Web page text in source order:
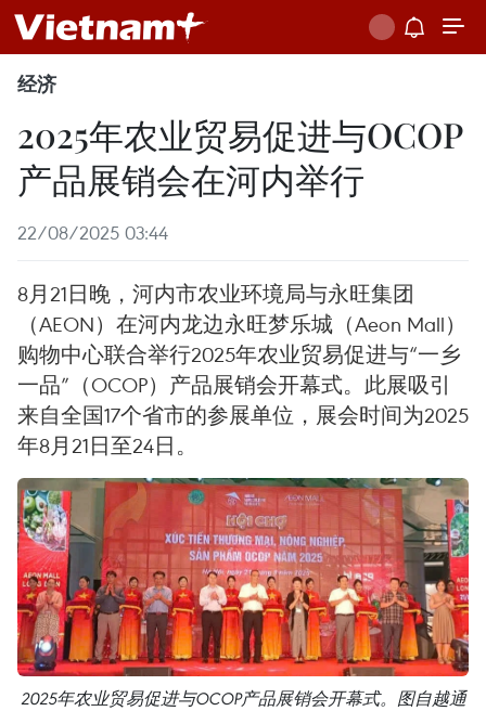
经济
2025年农业贸易促进与OCOP
产品展销会在河内举行
22/08/2025 03:44
8月21日晚，河内市农业环境局与永旺集团
（AEON）在河内龙边永旺梦乐城（Aeon Mall）
购物中心联合举行2025年农业贸易促进与“一乡
一品”（OCOP）产品展销会开幕式。此展吸引
来自全国17个省市的参展单位，展会时间为2025
年8月21日至24日。
2025年农业贸易促进与OCOP产品展销会开幕式。图自越通